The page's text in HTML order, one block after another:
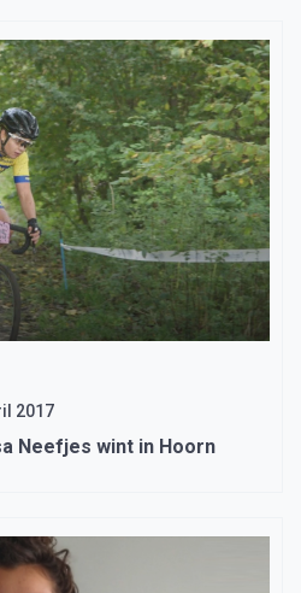
2017
Neefjes wint in Hoorn